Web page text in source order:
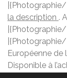
la description .
Européenne de
Disponible à